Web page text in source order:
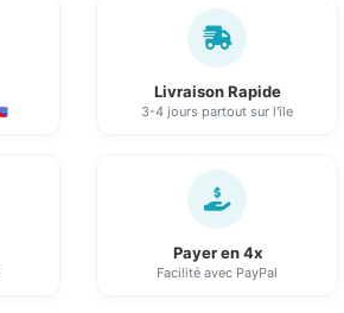
Livraison Rapide
3-4 jours partout sur l'île
Payer en 4x
Facilité avec PayPal